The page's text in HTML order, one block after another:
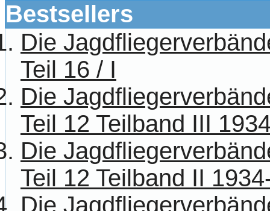
Bestsellers
Die
Teil 16 / I
Die
Teil 12 Teilband III
Die
Teil 12 Teilband II
Die